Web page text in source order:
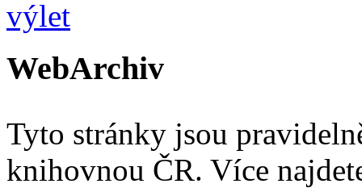
WebArchiv
Tyto stránky jsou
knihovnou ČR. Více